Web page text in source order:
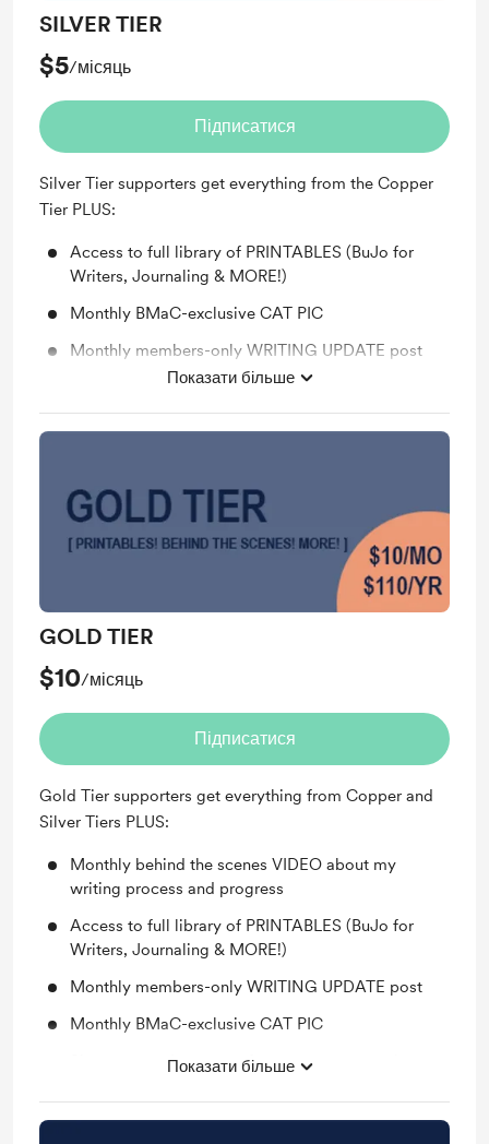
SILVER TIER
$5/місяць
Підписатися
Silver Tier supporters get everything from the Copper
Tier PLUS:
Access to full library of PRINTABLES (BuJo for
Writers, Journaling & MORE!)
Monthly BMaC-exclusive CAT PIC
Monthly members-only WRITING UPDATE post
Support me on a monthly basis
Показати більше
GOLD TIER
$10/місяць
Підписатися
Gold Tier supporters get everything from Copper and
Silver Tiers PLUS:
Monthly behind the scenes VIDEO about my
writing process and progress
Access to full library of PRINTABLES (BuJo for
Writers, Journaling & MORE!)
Monthly members-only WRITING UPDATE post
Monthly BMaC-exclusive CAT PIC
Shout-out on Instagram for your support and my
You'll be notified when members-only posts are
Показати більше